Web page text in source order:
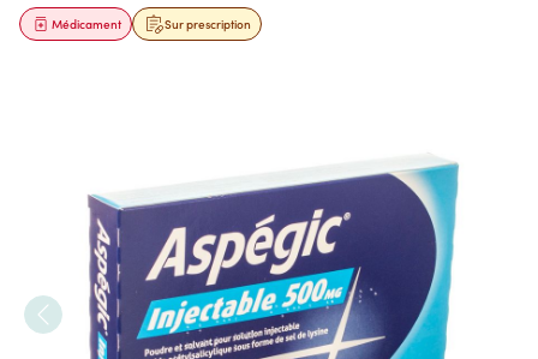
Sur prescription
Médicament